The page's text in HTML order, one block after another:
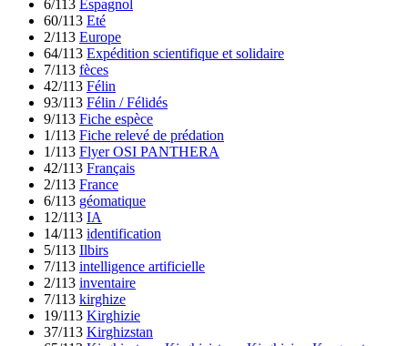
6/113 Espagnol
60/113 Eté
2/113 Europe
64/113 Expédition scientifique et solidaire
7/113 fèces
42/113 Félin
93/113 Félin / Félidés
9/113 Fiche espèce
1/113 Fiche relevé de prédation
1/113 Flyer OSI PANTHERA
42/113 Français
2/113 France
6/113 géomatique
12/113 IA
14/113 identification
5/113 Ilbirs
7/113 intelligence artificielle
2/113 inventaire
7/113 kirghize
19/113 Kirghizie
37/113 Kirghizstan